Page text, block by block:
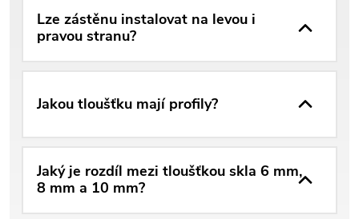
Lze zástěnu instalovat na levou i
pravou stranu?
Jakou tloušťku mají profily?
Jaký je rozdíl mezi tloušťkou skla 6 mm,
8 mm a 10 mm?